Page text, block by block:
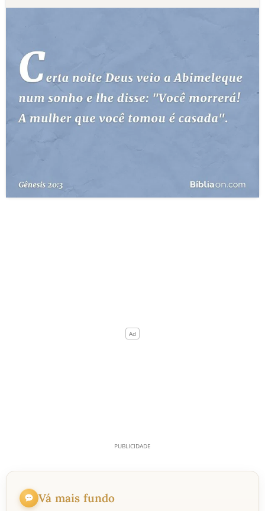
DEVOCIONAL DIÁRIO
ESTUDOS BÍBLICOS
ESBOÇOS DE PREGAÇÃO
TERMO BÍBLICO
Vá mais fundo